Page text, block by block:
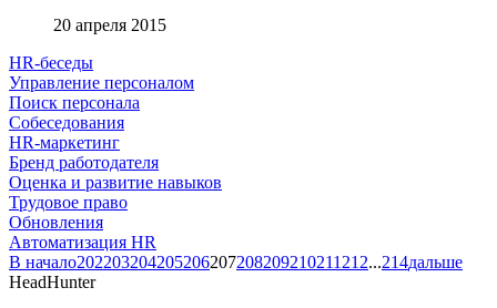
20 апреля 2015
HR-беседы
Управление персоналом
Поиск персонала
Собеседования
HR-маркетинг
Бренд работодателя
Оценка и развитие навыков
Трудовое право
Обновления
Автоматизация HR
В начало202203204205206207208209210211 212...214дальше
HeadHunter